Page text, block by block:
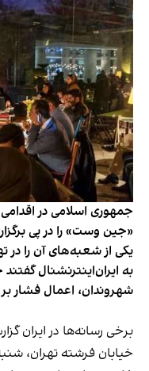
جمهوری اسلامی در
«جین وست» را در پی
یکی از شعبه‌های آن را در
به ایران‌اینترنشنال
شهروندان، اعمال فشار
برخی رسانه‌ها در ایران